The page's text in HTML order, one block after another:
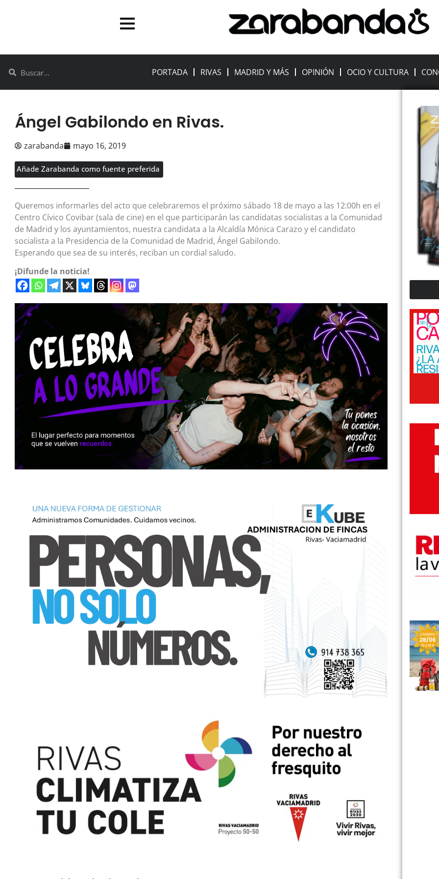
PORTADA RIVAS MADRID Y MÁS OPINIÓN OCIO Y CULTURA
Ángel Gabilondo en Rivas.
zarabanda mayo 16, 2019
Añade Zarabanda como fuente preferida
Queremos informarles del acto que celebraremos el próximo sábado 18 de mayo a las 12:00h en el
Centro Cívico Covibar (sala de cine) en el que participarán las candidatas socialistas a la Comunidad
de Madrid y los ayuntamientos, nuestra candidata a la Alcaldía Mónica Carazo y el candidato
socialista a la Presidencia de la Comunidad de Madrid, Ángel Gabilondo.
Esperando que sea de su interés, reciban un cordial saludo.
¡Difunde la noticia!